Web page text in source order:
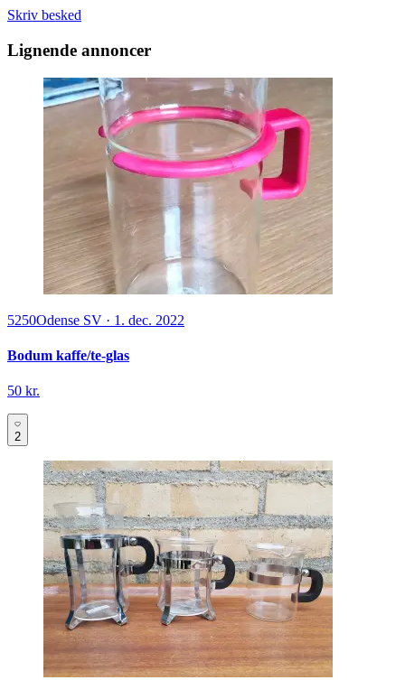
Skriv besked
Lignende annoncer
5250Odense SV · 1. dec. 2022
Bodum kaffe/te-glas
50 kr.
2